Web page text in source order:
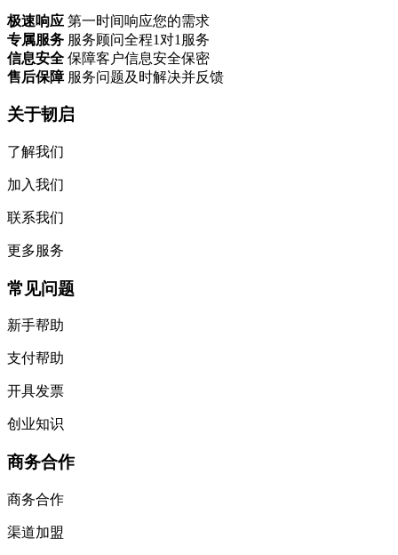
极速响应 第一时间响应您的需求
专属服务 服务顾问全程1对1服务
信息安全 保障客户信息安全保密
售后保障 服务问题及时解决并反馈
关于韧启
了解我们
加入我们
联系我们
更多服务
常见问题
新手帮助
支付帮助
开具发票
创业知识
商务合作
商务合作
渠道加盟